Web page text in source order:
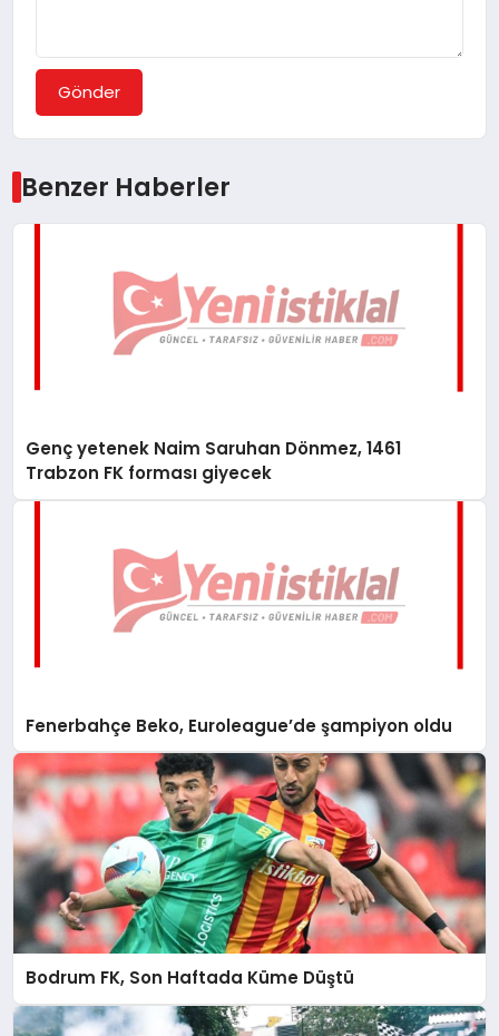
Gönder
Benzer Haberler
Genç yetenek Naim Saruhan Dönmez, 1461
Trabzon FK forması giyecek
Fenerbahçe Beko, Euroleague’de şampiyon oldu
Bodrum FK, Son Haftada Küme Düştü